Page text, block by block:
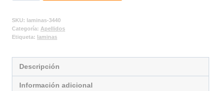
SKU: laminas-3440
Categoría: Apellidos
Etiqueta: laminas
Descripción
Información adicional